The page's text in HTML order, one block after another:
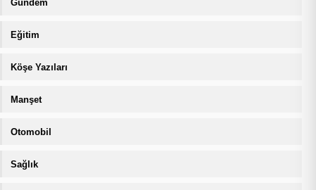
Gündem
Eğitim
Köşe Yazıları
Manşet
Otomobil
Sağlık